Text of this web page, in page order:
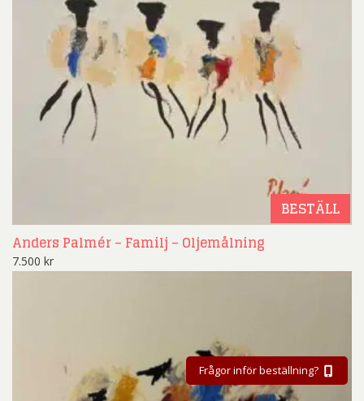
BESTÄLL
Anders Palmér – Familj – Oljemålning
7.500 kr
Frågor inför beställning?